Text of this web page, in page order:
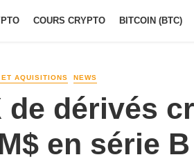
COURS CRYPTO BITCOIN (BTC)
AQUISITIONS NEWS
de dérivés
en série B